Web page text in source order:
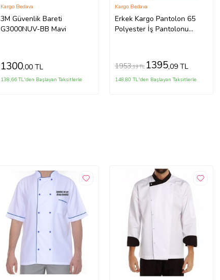
3M Güvenlik Bareti
G3000NUV-BB Mavi
Kargo Bedava
1300,00 TL
138,66 TL'den Başlayan Taksitlerle
Erkek Kargo Pantolon 65
Polyester İş Pantolonu
Kargo Bedava
1953,13 TL 1395,09 TL
148,80 TL'den Başlayan Taksitlerle